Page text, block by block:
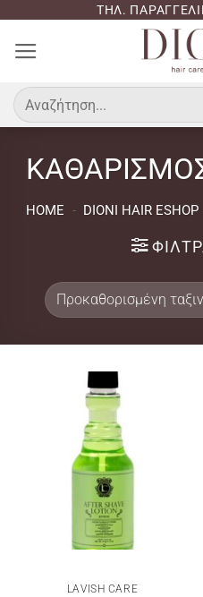
περιεχόμενο
ΤΗΛ.
Αναζήτηση
για:
HOME - DIONI HAIR ESHOP
LAVISH CARE